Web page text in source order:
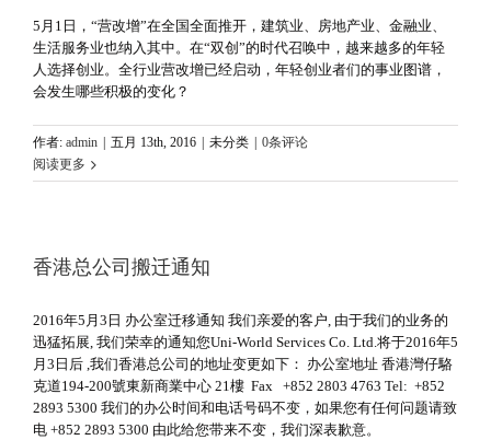
5月1日，“营改增”在全国全面推开，建筑业、房地产业、金融业、
生活服务业也纳入其中。在“双创”的时代召唤中，越来越多的年轻
人选择创业。全行业营改增已经启动，年轻创业者们的事业图谱，
会发生哪些积极的变化？
作者: admin 五月 13th, 2016 未分类
0条评论
阅读更多
香港总公司搬迁通知
2016年5月3日 办公室迁移通知 我们亲爱的客户, 由于我们的业务的
迅猛拓展, 我们荣幸的通知您Uni-World Services Co. Ltd.将于2016年5
月3日后 ,我们香港总公司的地址变更如下： 办公室地址 香港灣仔駱
克道194-200號東新商業中心 21樓 Fax +852 2803 4763 Tel: +852
2893 5300 我们的办公时间和电话号码不变，如果您有任何问题请致
电 +852 2893 5300 由此给您带来不变，我们深表歉意。